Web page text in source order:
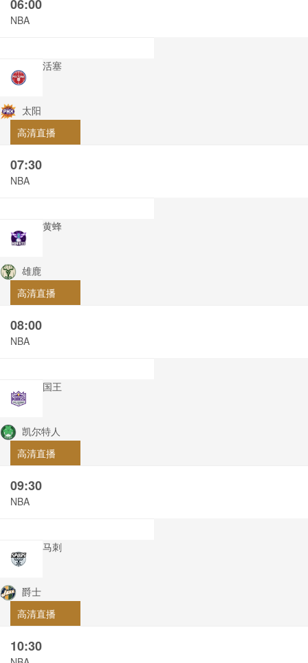
06:00
NBA
活塞
太阳
高清直播
07:30
NBA
黄蜂
雄鹿
高清直播
08:00
NBA
国王
凯尔特人
高清直播
09:30
NBA
马刺
爵士
高清直播
10:30